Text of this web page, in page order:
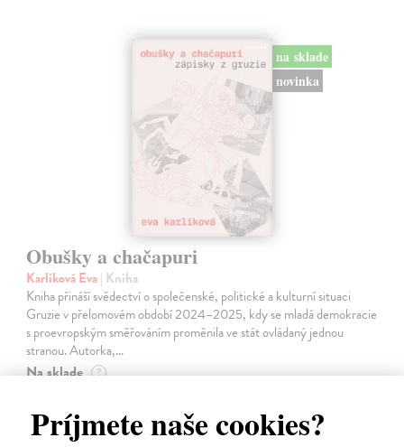
Príjmete naše cookies?
na sklade
novinka
Obušky a chačapuri
Karlíková Eva| Kniha
Kniha přináší svědectví o společenské, politické a kulturní situaci
Gruzie v přelomovém období 2024–2025, kdy se mladá demokracie
s proevropským směřováním proměnila ve stát ovládaný jednou
stranou. Autorka,…
Na sklade ?
21,10 € ?